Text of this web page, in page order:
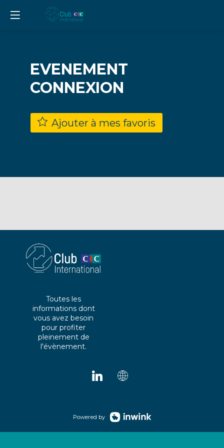
EVENEMENT
CONNEXION
Ajouter à mes favoris
Toutes les
informations dont
vous avez besoin
pour profiter
pleinement de
l'évènement.
Powered by